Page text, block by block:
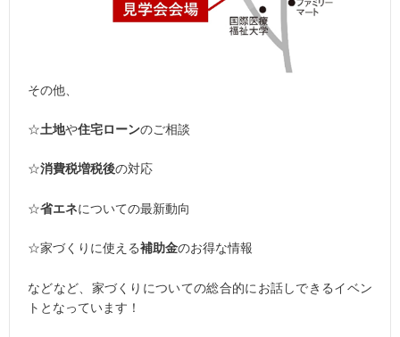
その他、
☆土地や住宅ローンのご相談
☆消費税増税後の対応
☆省エネについての最新動向
☆家づくりに使える補助金のお得な情報
などなど、家づくりについての総合的にお話しできるイベン
トとなっています！